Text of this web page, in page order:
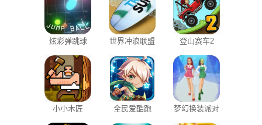
炫彩弹跳球 世界冲浪联盟 登山赛车2
小小木匠 全民爱酷跑 梦幻换装派对